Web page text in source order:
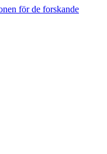
för de forskande